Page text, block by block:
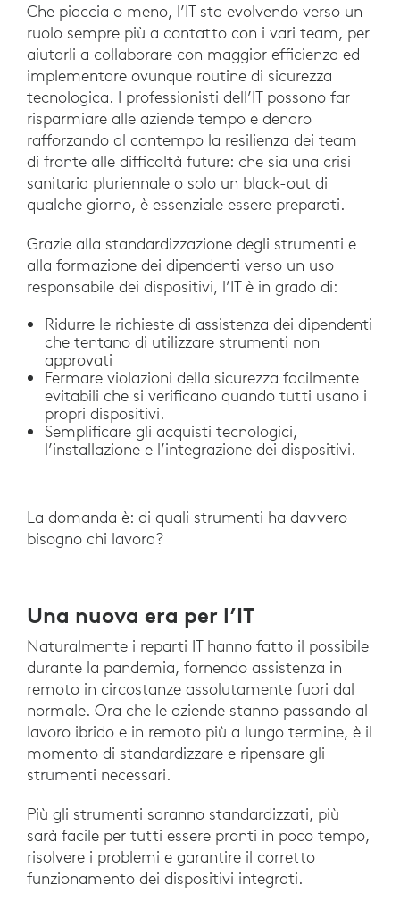
Che piaccia o meno, l’IT sta evolvendo verso un
ruolo sempre più a contatto con i vari team, per
aiutarli a collaborare con maggior efficienza ed
implementare ovunque routine di sicurezza
tecnologica. I professionisti dell’IT possono far
risparmiare alle aziende tempo e denaro
rafforzando al contempo la resilienza dei team
di fronte alle difficoltà future: che sia una crisi
sanitaria pluriennale o solo un black-out di
qualche giorno, è essenziale essere preparati.
Grazie alla standardizzazione degli strumenti e
alla formazione dei dipendenti verso un uso
responsabile dei dispositivi, l’IT è in grado di:
Ridurre le richieste di assistenza dei dipendenti
che tentano di utilizzare strumenti non
approvati
Fermare violazioni della sicurezza facilmente
evitabili che si verificano quando tutti usano i
propri dispositivi.
Semplificare gli acquisti tecnologici,
l’installazione e l’integrazione dei dispositivi.
La domanda è: di quali strumenti ha davvero
bisogno chi lavora?
Una nuova era per l’IT
Naturalmente i reparti IT hanno fatto il possibile
durante la pandemia, fornendo assistenza in
remoto in circostanze assolutamente fuori dal
normale. Ora che le aziende stanno passando al
lavoro ibrido e in remoto più a lungo termine, è il
momento di standardizzare e ripensare gli
strumenti necessari.
Più gli strumenti saranno standardizzati, più
sarà facile per tutti essere pronti in poco tempo,
risolvere i problemi e garantire il corretto
funzionamento dei dispositivi integrati.